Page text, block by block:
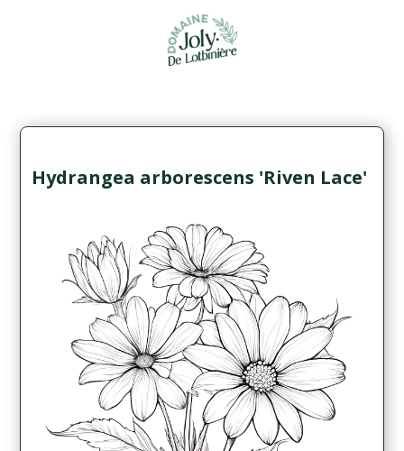
Hydrangea arborescens 'Riven Lace'